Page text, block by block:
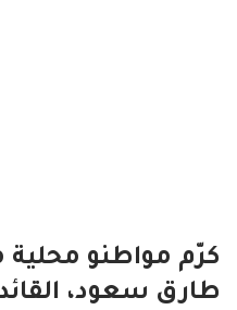
كرّم مواطنو محلية